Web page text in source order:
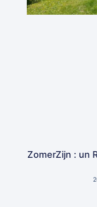
ZomerZijn : un